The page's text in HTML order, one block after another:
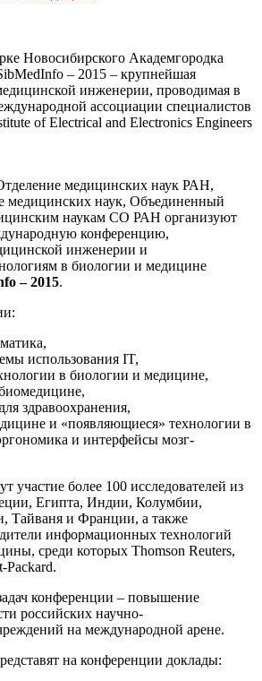
Новосибирского Академгородка
– 2015 – крупнейшая
инженерии, проводимая в
ассоциации специалистов
of Electrical and Electronics Engineers
медицинских наук РАН,
медицинских наук, Объединенный
наукам СО РАН организуют
конференцию,
инженерии и
в биологии и медицине
– 2015.
использования IT,
в биологии и медицине,
здравоохранения,
и «появляющиеся» технологии в
и интерфейсы мозг-
участие более 100 исследователей из
Египта, Индии, Колумбии,
Тайваня и Франции, а также
информационных технологий
среди которых Thomson Reuters,
Packard.
конференции – повышение
российских научно-
на международной арене.
на конференции доклады: